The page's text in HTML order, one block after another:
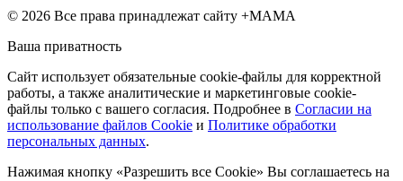
© 2026 Все права принадлежат сайту +МАМА
Ваша приватность
Сайт использует обязательные cookie-файлы для корректной
работы, а также аналитические и маркетинговые cookie-
файлы только с вашего согласия. Подробнее в Согласии на
использование файлов Cookie и Политике обработки
персональных данных.
Нажимая кнопку «Разрешить все Cookie» Вы соглашаетесь на